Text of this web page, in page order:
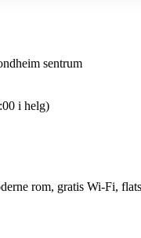
sentrum
i helg)
rom, gratis Wi-Fi,